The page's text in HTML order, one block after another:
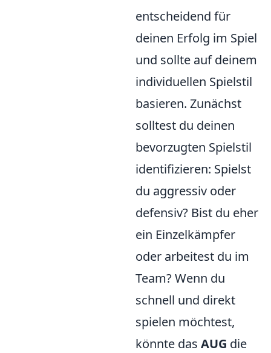
entscheidend für
deinen Erfolg im Spiel
und sollte auf deinem
individuellen Spielstil
basieren. Zunächst
solltest du deinen
bevorzugten Spielstil
identifizieren: Spielst
du aggressiv oder
defensiv? Bist du eher
ein Einzelkämpfer
oder arbeitest du im
Team? Wenn du
schnell und direkt
spielen möchtest,
könnte das AUG die